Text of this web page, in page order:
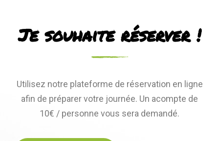
Je souhaite réserver !
Utilisez notre plateforme de réservation en ligne
afin de préparer votre journée. Un acompte de
10€ / personne vous sera demandé.